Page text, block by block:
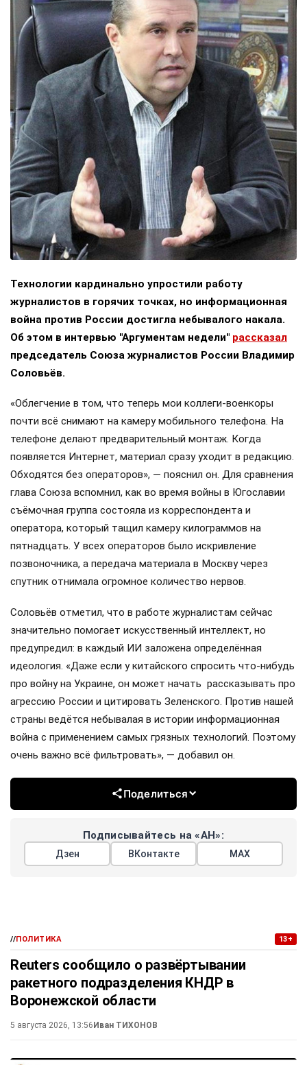
Технологии кардинально упростили работу
журналистов в горячих точках, но информационная
война против России достигла небывалого накала.
Об этом в интервью "Аргументам недели" рассказал
председатель Союза журналистов России Владимир
Соловьёв.
«Облегчение в том, что теперь мои коллеги-военкоры
почти всё снимают на камеру мобильного телефона. На
телефоне делают предварительный монтаж. Когда
появляется Интернет, материал сразу уходит в редакцию.
Обходятся без операторов», — пояснил он. Для сравнения
глава Союза вспомнил, как во время войны в Югославии
съёмочная группа состояла из корреспондента и
оператора, который тащил камеру килограммов на
пятнадцать. У всех операторов было искривление
позвоночника, а передача материала в Москву через
спутник отнимала огромное количество нервов.
Соловьёв отметил, что в работе журналистам сейчас
значительно помогает искусственный интеллект, но
предупредил: в каждый ИИ заложена определённая
идеология. «Даже если у китайского спросить что-нибудь
про войну на Украине, он может начать рассказывать про
агрессию России и цитировать Зеленского. Против нашей
страны ведётся небывалая в истории информационная
война с применением самых грязных технологий. Поэтому
очень важно всё фильтровать», — добавил он.
Поделиться
Подписывайтесь на «АН»:
Дзен ВКонтакте МАХ
//ПОЛИТИКА 13+
Reuters сообщило о развёртывании
ракетного подразделения КНДР в
Воронежской области
5 августа 2026, 13:56Иван ТИХОНОВ